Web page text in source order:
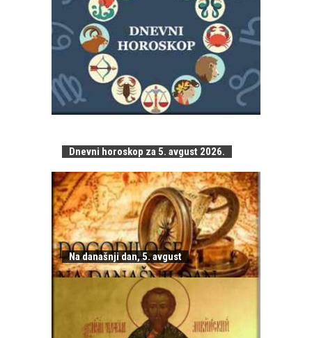
Dnevni horoskop za 5. avgust 2026.
Na današnji dan, 5. avgust